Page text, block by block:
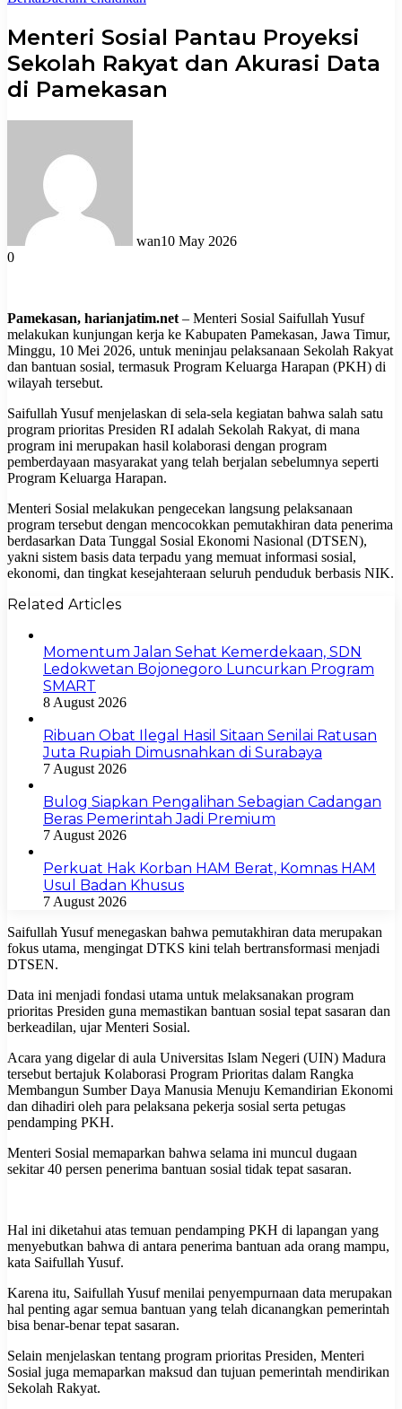
Menteri Sosial Pantau Proyeksi
Sekolah Rakyat dan Akurasi Data
di Pamekasan
wan10 May 2026
0
Pamekasan, harianjatim.net – Menteri Sosial Saifullah Yusuf
melakukan kunjungan kerja ke Kabupaten Pamekasan, Jawa Timur,
Minggu, 10 Mei 2026, untuk meninjau pelaksanaan Sekolah Rakyat
dan bantuan sosial, termasuk Program Keluarga Harapan (PKH) di
wilayah tersebut.
Saifullah Yusuf menjelaskan di sela-sela kegiatan bahwa salah satu
program prioritas Presiden RI adalah Sekolah Rakyat, di mana
program ini merupakan hasil kolaborasi dengan program
pemberdayaan masyarakat yang telah berjalan sebelumnya seperti
Program Keluarga Harapan.
Menteri Sosial melakukan pengecekan langsung pelaksanaan
program tersebut dengan mencocokkan pemutakhiran data penerima
berdasarkan Data Tunggal Sosial Ekonomi Nasional (DTSEN),
yakni sistem basis data terpadu yang memuat informasi sosial,
ekonomi, dan tingkat kesejahteraan seluruh penduduk berbasis NIK.
Related Articles
Momentum Jalan Sehat Kemerdekaan, SDN
Ledokwetan Bojonegoro Luncurkan Program
SMART
8 August 2026
Ribuan Obat Ilegal Hasil Sitaan Senilai Ratusan
Juta Rupiah Dimusnahkan di Surabaya
7 August 2026
Bulog Siapkan Pengalihan Sebagian Cadangan
Beras Pemerintah Jadi Premium
7 August 2026
Perkuat Hak Korban HAM Berat, Komnas HAM
Usul Badan Khusus
7 August 2026
Saifullah Yusuf menegaskan bahwa pemutakhiran data merupakan
fokus utama, mengingat DTKS kini telah bertransformasi menjadi
DTSEN.
Data ini menjadi fondasi utama untuk melaksanakan program
prioritas Presiden guna memastikan bantuan sosial tepat sasaran dan
berkeadilan, ujar Menteri Sosial.
Acara yang digelar di aula Universitas Islam Negeri (UIN) Madura
tersebut bertajuk Kolaborasi Program Prioritas dalam Rangka
Membangun Sumber Daya Manusia Menuju Kemandirian Ekonomi
dan dihadiri oleh para pelaksana pekerja sosial serta petugas
pendamping PKH.
Menteri Sosial memaparkan bahwa selama ini muncul dugaan
sekitar 40 persen penerima bantuan sosial tidak tepat sasaran.
Hal ini diketahui atas temuan pendamping PKH di lapangan yang
menyebutkan bahwa di antara penerima bantuan ada orang mampu,
kata Saifullah Yusuf.
Karena itu, Saifullah Yusuf menilai penyempurnaan data merupakan
hal penting agar semua bantuan yang telah dicanangkan pemerintah
bisa benar-benar tepat sasaran.
Selain menjelaskan tentang program prioritas Presiden, Menteri
Sosial juga memaparkan maksud dan tujuan pemerintah mendirikan
Sekolah Rakyat.